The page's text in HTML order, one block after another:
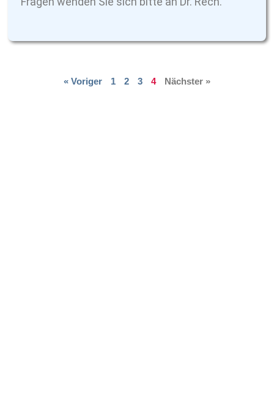
« Voriger 1 2 3 4 Nächster »